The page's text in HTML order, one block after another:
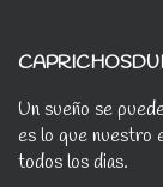
Un sueño se
es lo que nuestro
todos los dias.